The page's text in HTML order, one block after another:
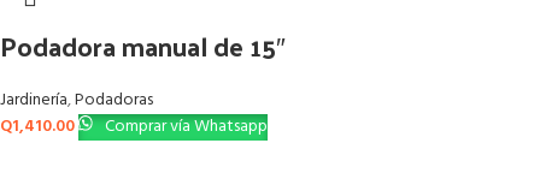
Podadora manual de 15″
Jardinería,Podadoras
Q1,410.00 Comprar vía Whatsapp